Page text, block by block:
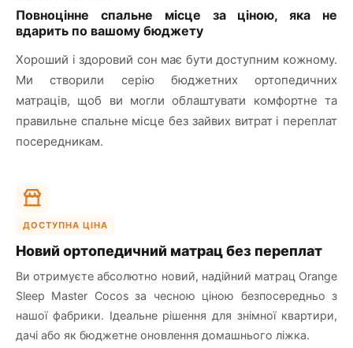
Повноцінне спальне місце за ціною, яка не
вдарить по вашому бюджету
Хороший і здоровий сон має бути доступним кожному.
Ми створили серію бюджетних ортопедичних
матраців, щоб ви могли облаштувати комфортне та
правильне спальне місце без зайвих витрат і переплат
посередникам.
ДОСТУПНА ЦІНА
Новий ортопедичний матрац без переплат
Ви отримуєте абсолютно новий, надійний матрац Orange
Sleep Master Cocos за чесною ціною безпосередньо з
нашої фабрики. Ідеальне рішення для знімної квартири,
дачі або як бюджетне оновлення домашнього ліжка.